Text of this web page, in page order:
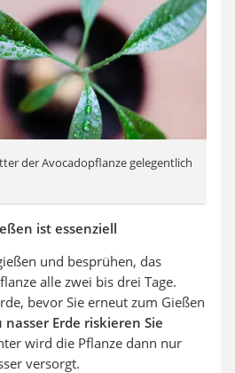
der Avocadopflanze gelegentlich
ist essenziell
und besprühen, das
alle zwei bis drei Tage.
bevor Sie erneut zum Gießen
Erde riskieren Sie
wird die Pflanze dann nur
versorgt.